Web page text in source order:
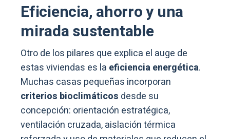
Eficiencia, ahorro y una
mirada sustentable
Otro de los pilares que explica el auge de
estas viviendas es la eficiencia energética.
Muchas casas pequeñas incorporan
criterios bioclimáticos desde su
concepción: orientación estratégica,
ventilación cruzada, aislación térmica